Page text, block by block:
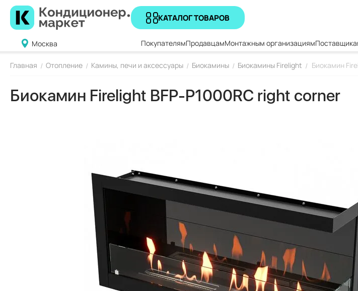
КАТАЛОГ ТОВАРОВ
Москва ПокупателямПродавцамМонтажным организациям
Главная / Отопление / Камины, печи и аксессуары / Биокамины / Биокамины Firelight / Биокамин
Биокамин Firelight BFP-P1000RC right corner